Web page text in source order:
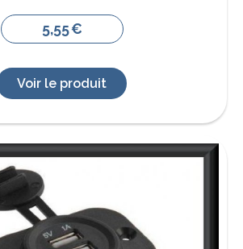
5,55€
Voir le produit